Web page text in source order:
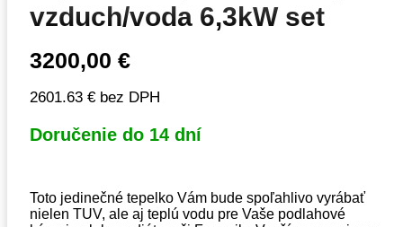
vzduch/voda 6,3kW set
3200,00 €
2601.63 € bez DPH
Doručenie do 14 dní
Toto jedinečné tepelko Vám bude spoľahlivo vyrábať
nielen TUV, ale aj teplú vodu pre Vaše podlahové